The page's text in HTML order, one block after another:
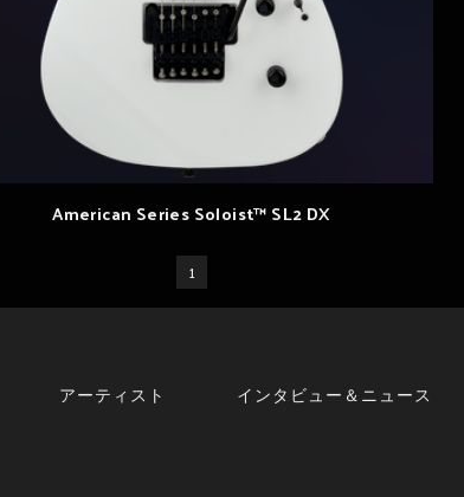
American Series Soloist™ SL2 DX
1
アーティスト インタビュー＆ニュース